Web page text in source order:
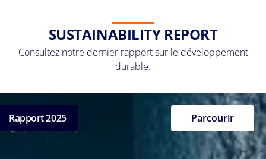
SUSTAINABILITY REPORT
Consultez notre dernier rapport sur le développement
durable.
Rapport 2025 Parcourir